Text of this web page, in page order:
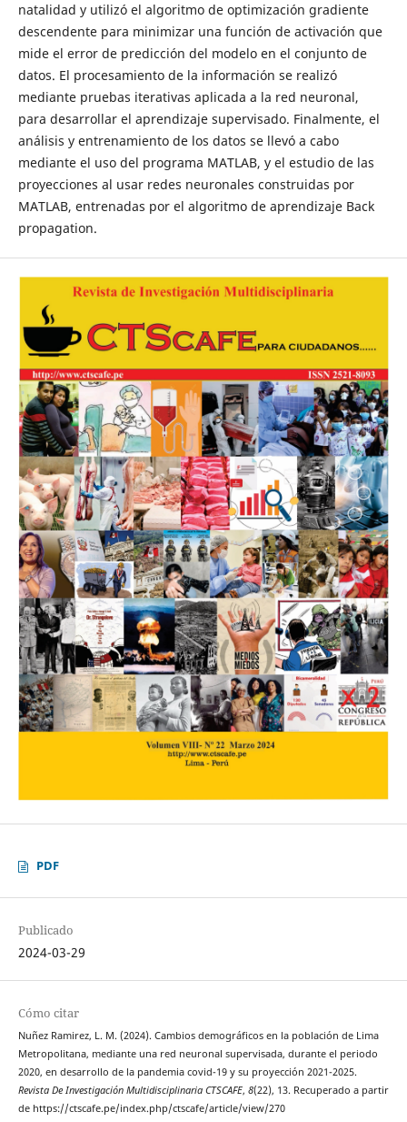
natalidad y utilizó el algoritmo de optimización gradiente
descendente para minimizar una función de activación que
mide el error de predicción del modelo en el conjunto de
datos. El procesamiento de la información se realizó
mediante pruebas iterativas aplicada a la red neuronal,
para desarrollar el aprendizaje supervisado. Finalmente, el
análisis y entrenamiento de los datos se llevó a cabo
mediante el uso del programa MATLAB, y el estudio de las
proyecciones al usar redes neuronales construidas por
MATLAB, entrenadas por el algoritmo de aprendizaje Back
propagation.
PDF
Publicado
2024-03-29
Cómo citar
Nuñez Ramirez, L. M. (2024). Cambios demográficos en la población de Lima
Metropolitana, mediante una red neuronal supervisada, durante el periodo
2020, en desarrollo de la pandemia covid-19 y su proyección 2021-2025.
Revista De Investigación Multidisciplinaria CTSCAFE, 8(22), 13. Recuperado a partir
de https://ctscafe.pe/index.php/ctscafe/article/view/270